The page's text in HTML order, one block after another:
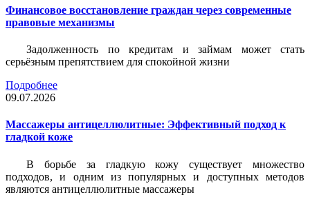
Финансовое восстановление граждан через современные
правовые механизмы
Задолженность по кредитам и займам может стать
серьёзным препятствием для спокойной жизни
Подробнее
09.07.2026
Массажеры антицеллюлитные: Эффективный подход к
гладкой коже
В борьбе за гладкую кожу существует множество
подходов, и одним из популярных и доступных методов
являются антицеллюлитные массажеры